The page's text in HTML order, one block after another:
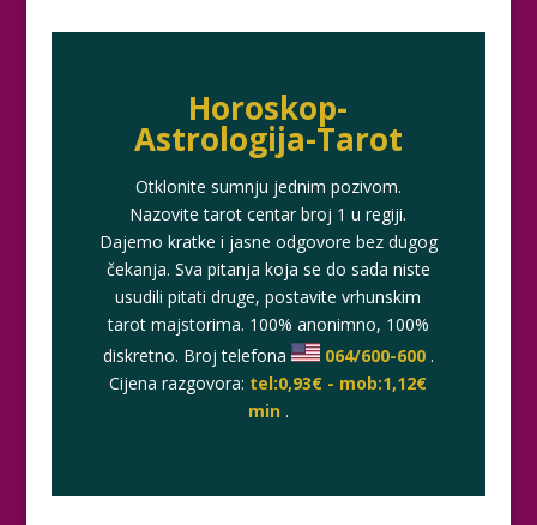
Horoskop-
Astrologija-Tarot
Otklonite sumnju jednim pozivom.
Nazovite tarot centar broj 1 u regiji.
Dajemo kratke i jasne odgovore bez dugog
čekanja. Sva pitanja koja se do sada niste
usudili pitati druge, postavite vrhunskim
tarot majstorima. 100% anonimno, 100%
diskretno. Broj telefona
064/600-600 .
Cijena razgovora: tel:0,93€ - mob:1,12€
min .
VIKTORIJA/ Kod 369